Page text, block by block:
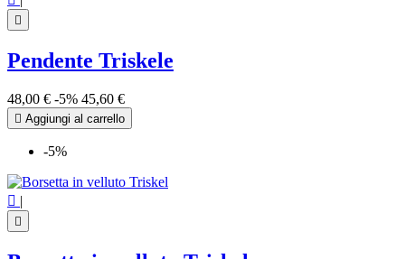

Pendente Triskele
48,00 € -5% 45,60 €
 Aggiungi al carrello
-5%
 |
